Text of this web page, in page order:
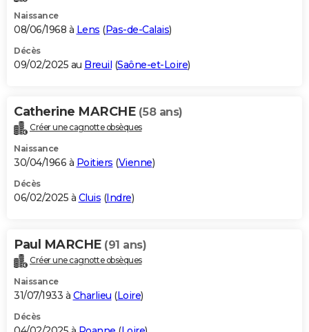
Naissance
08/06/1968 à Lens (Pas-de-Calais)
Décès
09/02/2025 au Breuil (Saône-et-Loire)
Catherine MARCHE (58 ans)
Créer une cagnotte obsèques
Naissance
30/04/1966 à Poitiers (Vienne)
Décès
06/02/2025 à Cluis (Indre)
Paul MARCHE (91 ans)
Créer une cagnotte obsèques
Naissance
31/07/1933 à Charlieu (Loire)
Décès